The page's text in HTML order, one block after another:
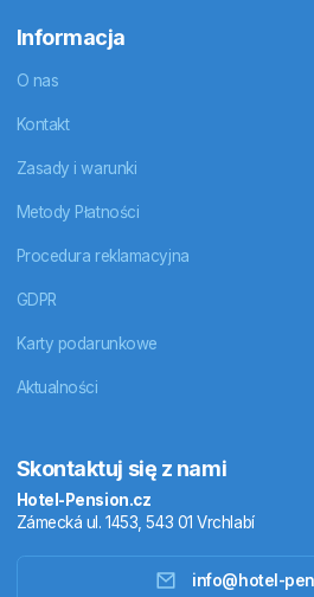
Informacja
O nas
Kontakt
Zasady i warunki
Metody Płatności
Procedura reklamacyjna
GDPR
Karty podarunkowe
Aktualności
Skontaktuj się z nami
Hotel-Pension.cz
Zámecká ul. 1453, 543 01 Vrchlabí
info@hotel-